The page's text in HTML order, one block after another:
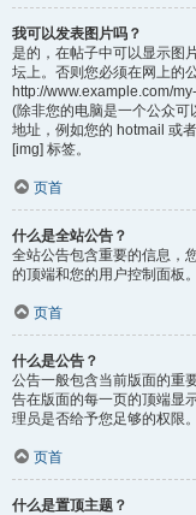
我可以发表图片吗？
是的，在帖子中可以显示图
坛上。否则您必须在网上的
http://www.example.com/
(除非您的电脑是一个公众
地址，例如您的 hotmail 或
[img] 标签。
页首
什么是全站公告？
全站公告包含重要的信息，
的顶端和您的用户控制面板
页首
什么是公告？
公告一般包含当前版面的重
告在版面的每一页的顶端显
理员是否给予您足够的权限。
页首
什么是置顶主题？